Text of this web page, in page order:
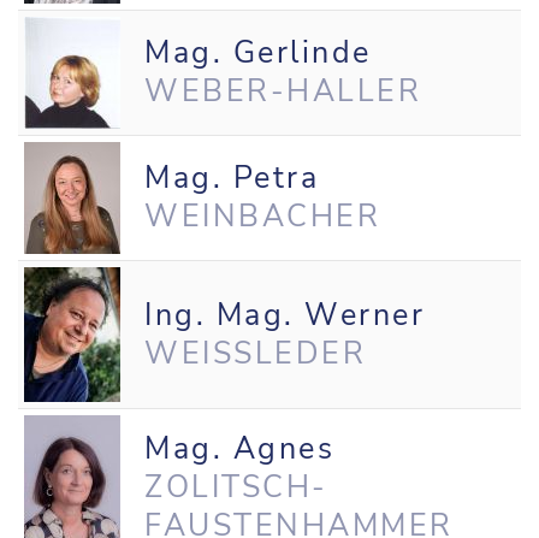
Mag. Gerlinde
WEBER-HALLER
Mag. Petra
WEINBACHER
Ing. Mag. Werner
WEISSLEDER
Mag. Agnes
ZOLITSCH-
FAUSTENHAMMER